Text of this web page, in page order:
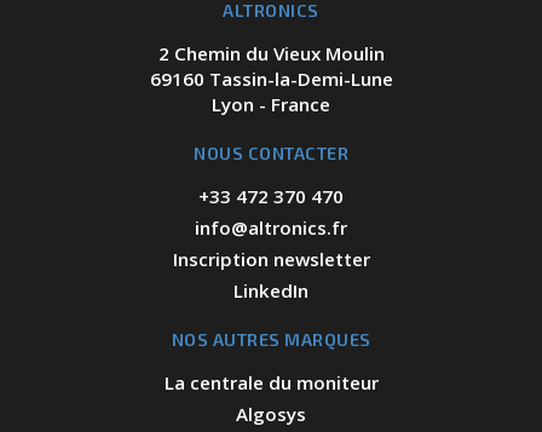
ALTRONICS
2 Chemin du Vieux Moulin
69160 Tassin-la-Demi-Lune
Lyon - France
NOUS CONTACTER
+33 472 370 470
info@altronics.fr
Inscription newsletter
LinkedIn
NOS AUTRES MARQUES
La centrale du moniteur
Algosys